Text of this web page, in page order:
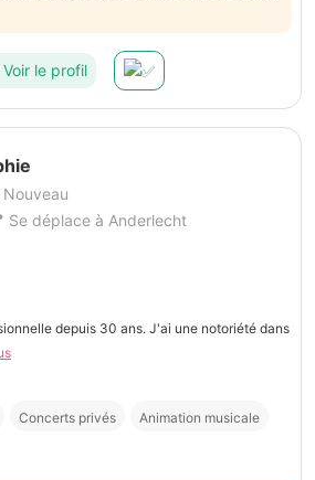
Voir le profil
Nouveau
Se déplace à Anderlecht
depuis 30 ans. J'ai une notoriété dans
Concerts privés Animation musicale